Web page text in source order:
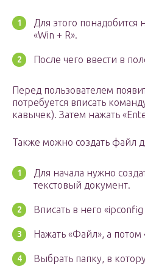
Для этого понадобится
«Win + R».
После чего ввести в
Перед пользователем
потребуется вписать
кавычек). Затем нажать
Также можно создать файл
Для начала нужно
текстовый документ.
Вписать в него
Нажать «Файл», а
Выбрать папку, в